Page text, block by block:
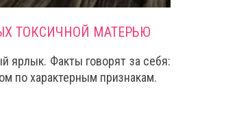
ТОКСИЧНОЙ МАТЕРЬЮ
ярлык. Факты говорят за себя:
по характерным признакам.